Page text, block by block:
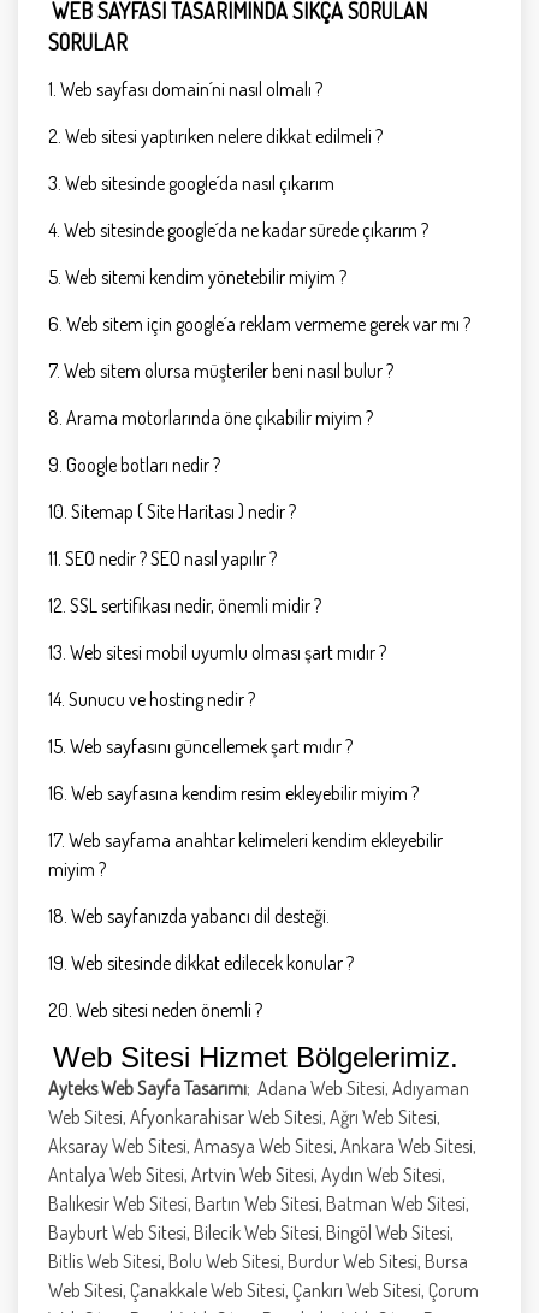
WEB SAYFASI TASARIMINDA SIKÇA SORULAN
SORULAR
1. Web sayfası domain´ni nasıl olmalı ?
2. Web sitesi yaptırıken nelere dikkat edilmeli ?
3. Web sitesinde google´da nasıl çıkarım
4. Web sitesinde google´da ne kadar sürede çıkarım ?
5. Web sitemi kendim yönetebilir miyim ?
6. Web sitem için google´a reklam vermeme gerek var mı ?
7. Web sitem olursa müşteriler beni nasıl bulur ?
8. Arama motorlarında öne çıkabilir miyim ?
9. Google botları nedir ?
10. Sitemap ( Site Haritası ) nedir ?
11. SEO nedir ? SEO nasıl yapılır ?
12. SSL sertifikası nedir, önemli midir ?
13. Web sitesi mobil uyumlu olması şart mıdır ?
14. Sunucu ve hosting nedir ?
15. Web sayfasını güncellemek şart mıdır ?
16. Web sayfasına kendim resim ekleyebilir miyim ?
17. Web sayfama anahtar kelimeleri kendim ekleyebilir
miyim ?
18. Web sayfanızda yabancı dil desteği.
19. Web sitesinde dikkat edilecek konular ?
20. Web sitesi neden önemli ?
Web Sitesi Hizmet Bölgelerimiz.
Ayteks Web Sayfa Tasarımı; Adana Web Sitesi, Adıyaman
Web Sitesi, Afyonkarahisar Web Sitesi, Ağrı Web Sitesi,
Aksaray Web Sitesi, Amasya Web Sitesi, Ankara Web Sitesi,
Antalya Web Sitesi, Artvin Web Sitesi, Aydın Web Sitesi,
Balıkesir Web Sitesi, Bartın Web Sitesi, Batman Web Sitesi,
Bayburt Web Sitesi, Bilecik Web Sitesi, Bingöl Web Sitesi,
Bitlis Web Sitesi, Bolu Web Sitesi, Burdur Web Sitesi, Bursa
Web Sitesi, Çanakkale Web Sitesi, Çankırı Web Sitesi, Çorum